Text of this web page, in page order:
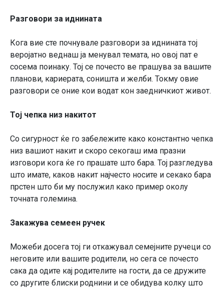
Разговори за иднината
Кога вие сте почнувале разговори за иднината тој
веројатно веднаш ја менувал темата, но овој пат е
сосема поинаку. Тој се почесто ве прашува за вашите
планови, кариерата, соништа и желби. Токму овие
разговори се оние кои водат кон заедничкиот живот.
Тој чепка низ накитот
Со сигурност ќе го забележите како константно чепка
низ вашиот накит и скоро секогаш има празни
изговори кога ќе го прашате што бара. Тој разгледува
што имате, каков накит најчесто носите и секако бара
прстен што би му послужил како пример околу
точната големина.
Закажува семеен ручек
Можеби досега тој ги откажувал семејните ручеци со
неговите или вашите родители, но сега се почесто
сака да одите кај родителите на гости, да се дружите
со другите блиски роднини и се обидува колку што